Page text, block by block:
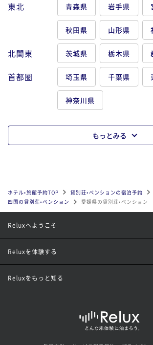
東北 青森県 岩手県
秋田県 山形県
北関東 茨城県 栃木県
首都圏 埼玉県 千葉県
神奈川県
もっとみる
ホテル•旅館予約TOP
貸別荘•ペンションの宿泊予約
四国の貸別荘•ペンション
愛媛県の貸別荘•ペンション
Reluxへようこそ
Reluxを体験する
Reluxをもっと知る